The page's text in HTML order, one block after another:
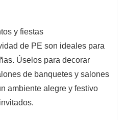
y fiestas
de PE son ideales para
Úselos para decorar
de banquetes y salones
ambiente alegre y festivo